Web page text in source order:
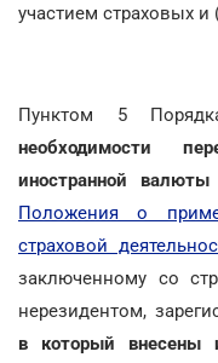
участием страховых
Пунктом 5
необходимости
иностранной валюты
Положения о
страховой
заключенному со
нерезидентом,
в который внесены